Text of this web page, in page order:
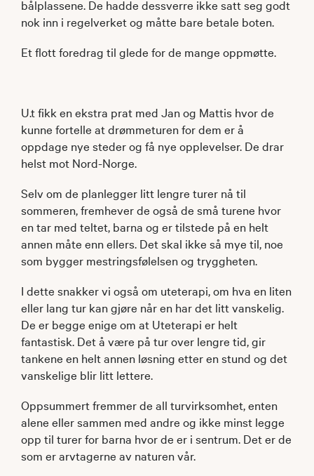
bålplassene. De hadde dessverre ikke satt seg godt
nok inn i regelverket og måtte bare betale boten.
Et flott foredrag til glede for de mange oppmøtte.
U.t fikk en ekstra prat med Jan og Mattis hvor de
kunne fortelle at drømmeturen for dem er å
oppdage nye steder og få nye opplevelser. De drar
helst mot Nord-Norge.
Selv om de planlegger litt lengre turer nå til
sommeren, fremhever de også de små turene hvor
en tar med teltet, barna og er tilstede på en helt
annen måte enn ellers. Det skal ikke så mye til, noe
som bygger mestringsfølelsen og tryggheten.
I dette snakker vi også om uteterapi, om hva en liten
eller lang tur kan gjøre når en har det litt vanskelig.
De er begge enige om at Uteterapi er helt
fantastisk. Det å være på tur over lengre tid, gir
tankene en helt annen løsning etter en stund og det
vanskelige blir litt lettere.
Oppsummert fremmer de all turvirksomhet, enten
alene eller sammen med andre og ikke minst legge
opp til turer for barna hvor de er i sentrum. Det er de
som er arvtagerne av naturen vår.